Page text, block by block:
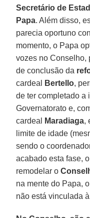
Secretário de
Papa. Além disso,
parecia oportuno
momento, o Papa
vozes no Conselho,
de conclusão da
cardeal
Bertello,
de ter completado a
Governatorato e,
cardeal
Maradiaga,
limite de idade
sendo o
acabado esta fase,
remodelar o
na mente do Papa,
não está vinculada à